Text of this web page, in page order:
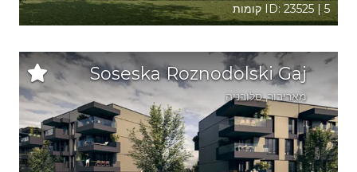
ID: 23525 | 5 קומות
Soseska Roznodolski Gaj
מאריבור, סלובניה